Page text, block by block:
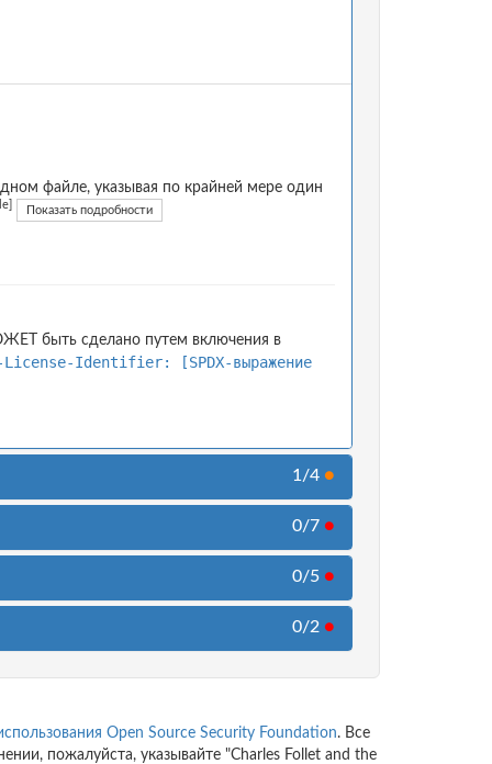
файле, указывая по крайней мере один
Показать подробности
быть сделано путем включения в
License-Identifier: [SPDX-выражение
1/4 ●
0/7 ●
0/5 ●
0/2 ●
Open Source Security Foundation. Все
пожалуйста, указывайте "Charles Follet and the